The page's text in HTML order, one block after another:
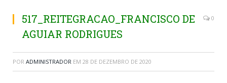
517_REITEGRACAO_FRANCISCO DE
AGUIAR RODRIGUES
0
POR ADMINISTRADOR EM 28 DE DEZEMBRO DE 2020